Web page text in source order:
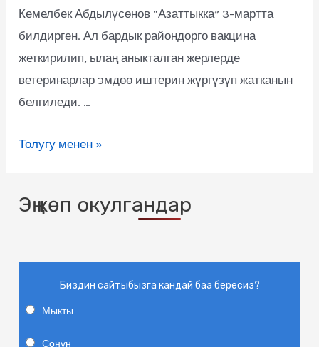
Кемелбек Абдылүсөнов “Азаттыкка” 3-мартта
билдирген. Ал бардык райондорго вакцина
жеткирилип, ылаң аныкталган жерлерде
ветеринарлар эмдөө иштерин жүргүзүп жатканын
белгиледи. …
Толугу менен »
Эң көп окулгандар
Биздин сайтыбызга кандай баа бересиз?
Мыкты
Сонун